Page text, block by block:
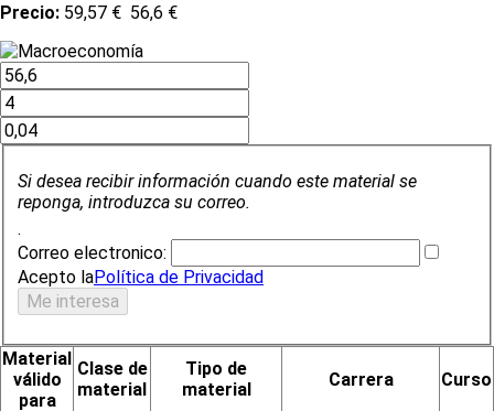
Precio: 59,57 € 56,6 €
Si desea recibir información cuando este material se
reponga, introduzca su correo.
.
Correo electronico:
Acepto laPolítica de Privacidad
Material
válido
para
Clase de
material
Tipo de
material
Carrera Curso